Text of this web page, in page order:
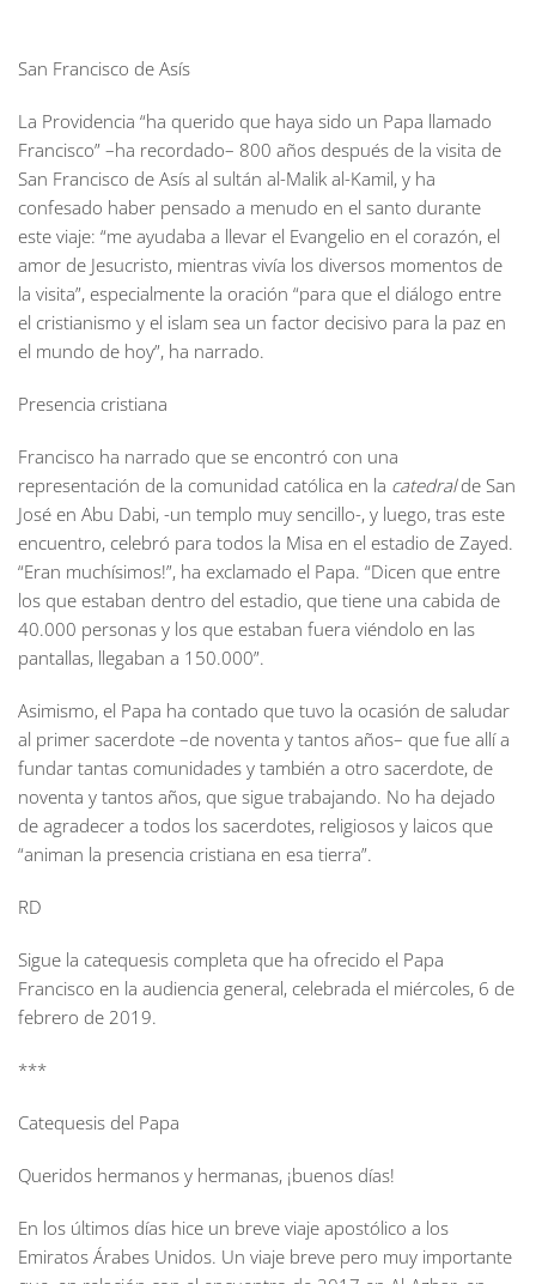
San Francisco de Asís
La Providencia “ha querido que haya sido un Papa llamado
Francisco” –ha recordado– 800 años después de la visita de
San Francisco de Asís al sultán al-Malik al-Kamil, y ha
confesado haber pensado a menudo en el santo durante
este viaje: “me ayudaba a llevar el Evangelio en el corazón, el
amor de Jesucristo, mientras vivía los diversos momentos de
la visita”, especialmente la oración “para que el diálogo entre
el cristianismo y el islam sea un factor decisivo para la paz en
el mundo de hoy”, ha narrado.
Presencia cristiana
Francisco ha narrado que se encontró con una
representación de la comunidad católica en la catedralde San
José en Abu Dabi, -un templo muy sencillo-, y luego, tras este
encuentro, celebró para todos la Misa en el estadio de Zayed.
“Eran muchísimos!”, ha exclamado el Papa. “Dicen que entre
los que estaban dentro del estadio, que tiene una cabida de
40.000 personas y los que estaban fuera viéndolo en las
pantallas, llegaban a 150.000”.
Asimismo, el Papa ha contado que tuvo la ocasión de saludar
al primer sacerdote –de noventa y tantos años– que fue allí a
fundar tantas comunidades y también a otro sacerdote, de
noventa y tantos años, que sigue trabajando. No ha dejado
de agradecer a todos los sacerdotes, religiosos y laicos que
“animan la presencia cristiana en esa tierra”.
RD
Sigue la catequesis completa que ha ofrecido el Papa
Francisco en la audiencia general, celebrada el miércoles, 6 de
febrero de 2019.
***
Catequesis del Papa
Queridos hermanos y hermanas, ¡buenos días!
En los últimos días hice un breve viaje apostólico a los
Emiratos Árabes Unidos. Un viaje breve pero muy importante